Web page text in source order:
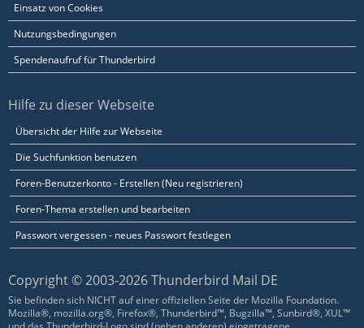
Einsatz von Cookies
Nutzungsbedingungen
Spendenaufruf für Thunderbird
Hilfe zu dieser Webseite
Übersicht der Hilfe zur Webseite
Die Suchfunktion benutzen
Foren-Benutzerkonto - Erstellen (Neu registrieren)
Foren-Thema erstellen und bearbeiten
Passwort vergessen - neues Passwort festlegen
Copyright © 2003-2026 Thunderbird Mail DE
Sie befinden sich NICHT auf einer offiziellen Seite der Mozilla Foundation.
Mozilla®, mozilla.org®, Firefox®, Thunderbird™, Bugzilla™, Sunbird®, XUL™